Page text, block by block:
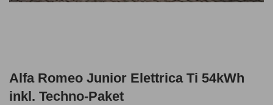
Alfa Romeo Junior Elettrica Ti 54kWh
inkl. Techno-Paket